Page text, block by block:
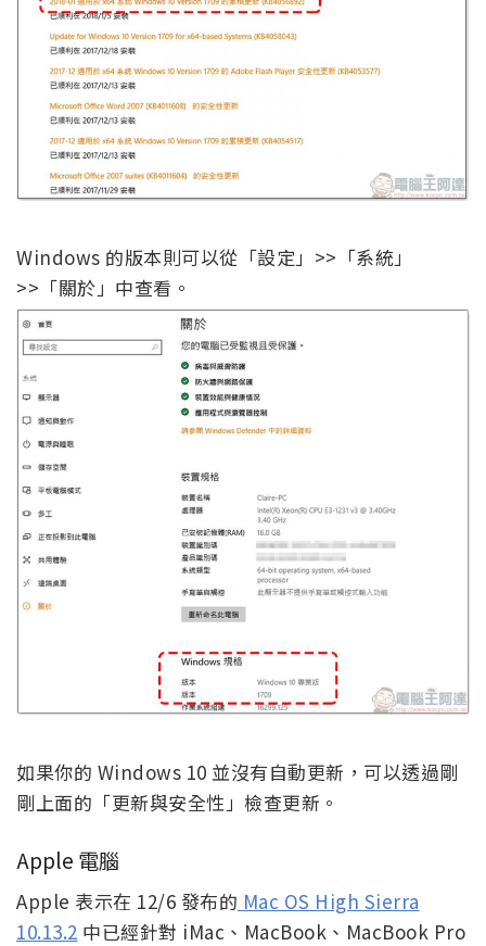
Windows 的版本則可以從「設定」>>「系統」
>>「關於」中查看。
如果你的 Windows 10 並沒有自動更新，可以透過剛
剛上面的「更新與安全性」檢查更新。
Apple 電腦
Apple 表示在 12/6 發布的 Mac OS High Sierra
10.13.2 中已經針對 iMac、MacBook、MacBook Pro